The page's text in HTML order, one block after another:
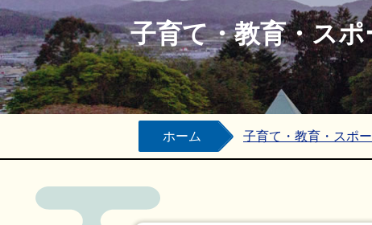
子育て・教育・スポ
ホーム 子育て・教育・スポ